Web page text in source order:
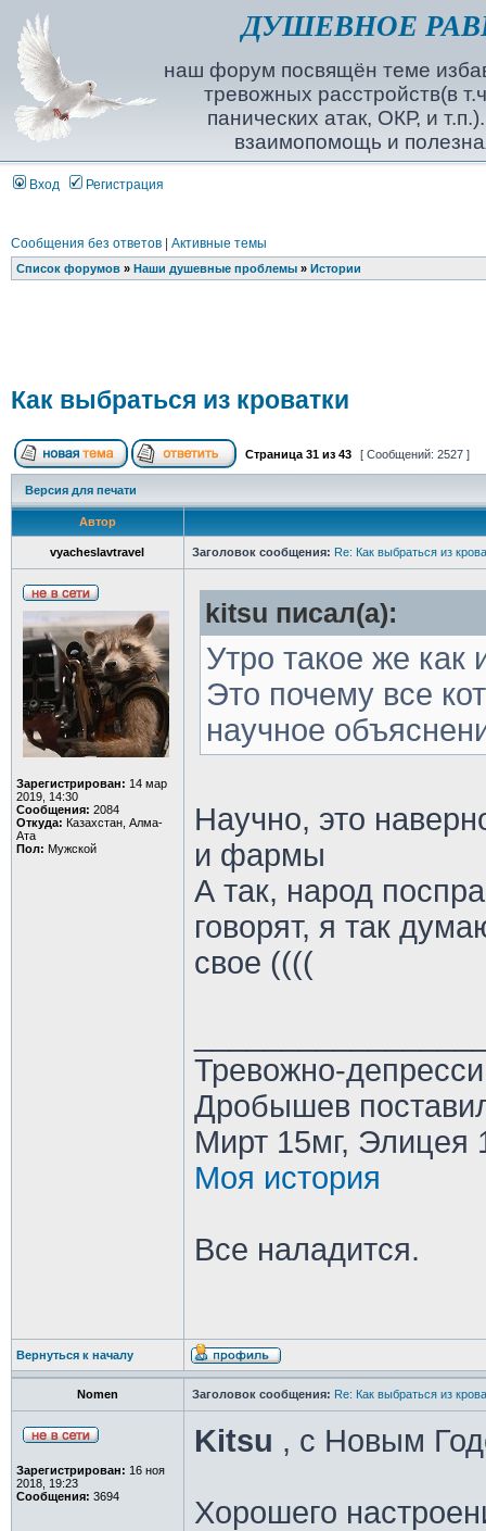
ДУШЕВНОЕ
наш форум посвящён теме
тревожных расстройств(в
панических атак, ОКР, и
взаимопомощь и
Вход Регистрация
Сообщения без ответов| Активные темы
Список форумов» Наши душевные проблемы» Истории
Как выбраться из кроватки
Страница 31из 43 [ Сообщений: 2527 ]
Версия для печати
Автор
vyacheslavtravel Заголовок сообщения: Re: Как выбраться из
Зарегистрирован: 14 мар
2019, 14:30
Сообщения: 2084
Откуда: Казахстан, Алма-
Ата
Пол: Мужской
kitsu писал(а):
Утро такое же как
Это почему все
научное
Научно, это
и фармы
А так, народ
говорят, я так
свое ((((
Тревожно-
Дробышев
Мирт 15мг, Элицея
Моя история
Все наладится.
Вернуться к началу
Nomen Заголовок сообщения: Re: Как выбраться из
Зарегистрирован: 16 ноя
2018, 19:23
Сообщения: 3694
Kitsu , с Новым
Хорошего